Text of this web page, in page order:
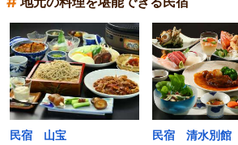
民宿 山宝 民宿 清水別館